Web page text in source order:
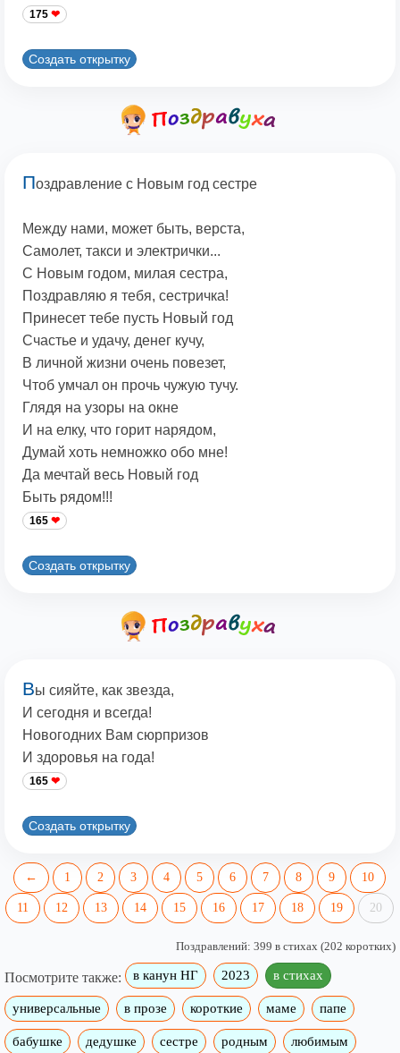
175
Создать открытку
Поздравление с Новым год сестре
Между нами, может быть, верста,
Самолет, такси и электрички...
С Новым годом, милая сестра,
Поздравляю я тебя, сестричка!
Принесет тебе пусть Новый год
Счастье и удачу, денег кучу,
В личной жизни очень повезет,
Чтоб умчал он прочь чужую тучу.
Глядя на узоры на окне
И на елку, что горит нарядом,
Думай хоть немножко обо мне!
Да мечтай весь Новый год
Быть рядом!!!
165
Создать открытку
Вы сияйте, как звезда,
И сегодня и всегда!
Новогодних Вам сюрпризов
И здоровья на года!
165
Создать открытку
← 1 2 3 4 5 6 7 8 9 10
11 12 13 14 15 16 17 18 19 20
Поздравлений: 399 в стихах (202 коротких)
Посмотрите также: в канун НГ 2023 в стихах
универсальные в прозе короткие маме папе
бабушке дедушке сестре родным любимым